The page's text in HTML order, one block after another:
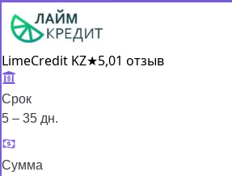
LimeCredit KZ★5,01 отзыв
Срок
5 – 35 дн.
Сумма